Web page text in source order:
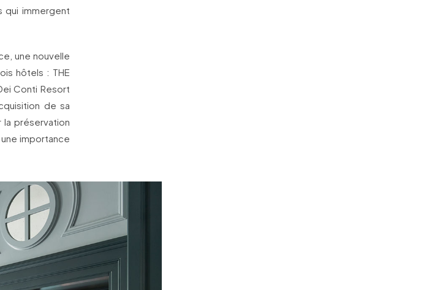
qui immergent
une nouvelle
hôtels : THE
Conti Resort
de sa
préservation
importance